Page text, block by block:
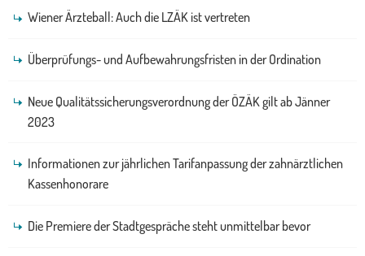
Wiener Ärzteball: Auch die LZÄK ist vertreten
Überprüfungs- und Aufbewahrungsfristen in der Ordination
Neue Qualitätssicherungsverordnung der ÖZÄK gilt ab Jänner
2023
Informationen zur jährlichen Tarifanpassung der zahnärztlichen
Kassenhonorare
Die Premiere der Stadtgespräche steht unmittelbar bevor